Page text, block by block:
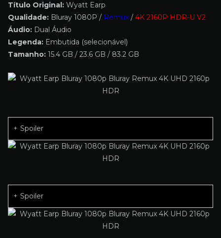
Título Original: Wyatt Earp
Qualidade: Bluray 1080P / Remux / 4K 2160P HDR-U V2
Áudio: Dual Áudio
Legenda: Embutida (selecionável)
Tamanho: 15.4 GB / 23.6 GB / 83.2 GB
Spoiler
Spoiler